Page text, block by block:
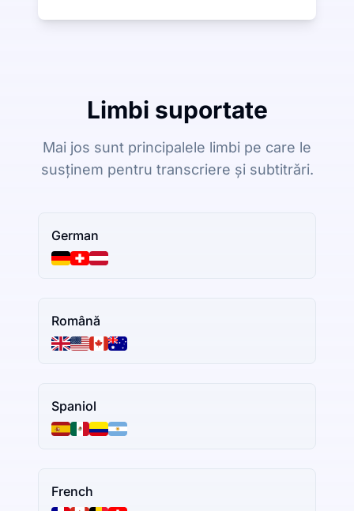
Limbi suportate
Mai jos sunt principalele limbi pe care le
susținem pentru transcriere și subtitrări.
German
Română
Spaniol
French